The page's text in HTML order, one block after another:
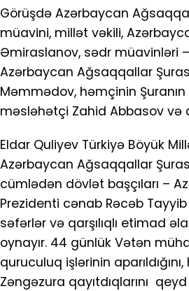
Görüşdə Azərbaycan
müavini, millət vəkili,
Əmiraslanov, sədr müavinləri
Azərbaycan Ağsaqqallar
Məmmədov, həmçinin
məsləhətçi Zahid Abbasov və
Eldar Quliyev Türkiyə Böyük
Azərbaycan Ağsaqqallar
cümlədən dövlət başçıları –
Prezidenti cənab Rəcəb
səfərlər və qarşılıqlı etimad
oynayır. 44 günlük Vətən
quruculuq işlərinin
Zəngəzura qayıtdıqlarını